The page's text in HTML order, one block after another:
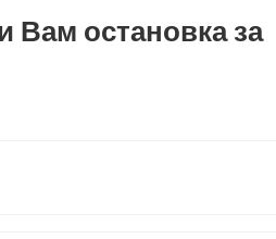
Вам остановка за